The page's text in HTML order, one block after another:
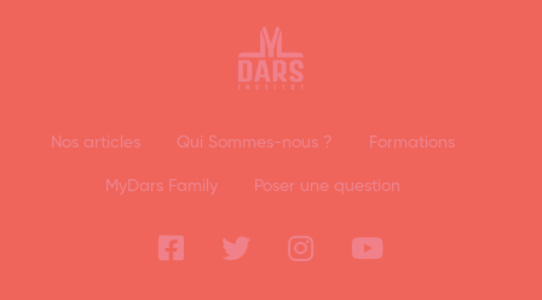
Nos articles Qui Sommes-nous ? Formations
MyDars Family Poser une question